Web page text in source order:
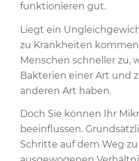
funktionieren gut.
Liegt ein
zu Krankheiten
Menschen schneller zu,
Bakterien einer Art und
anderen Art haben.
Doch Sie können Ihr
beeinflussen.
Schritte auf dem Weg